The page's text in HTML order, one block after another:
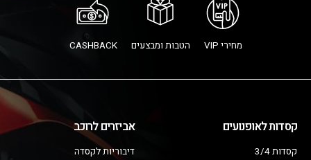
מחירי VIP הטבות ומבצעים CASHBACK
קסדות לאופנועים
קסדות 3/4
אביזרים לרוכב
דיבוריות לקסדה